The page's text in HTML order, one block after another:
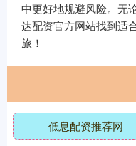
中更好地规避风险。无
达配资官方网站找到适
旅！
低息配资推荐网